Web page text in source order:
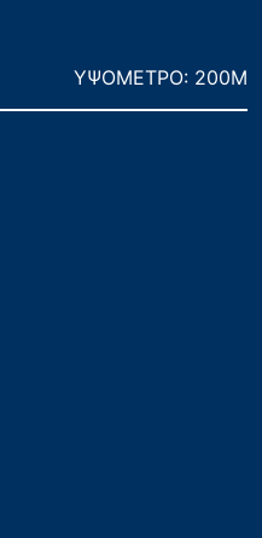
ΥΨΟΜΕΤΡΟ: 200M